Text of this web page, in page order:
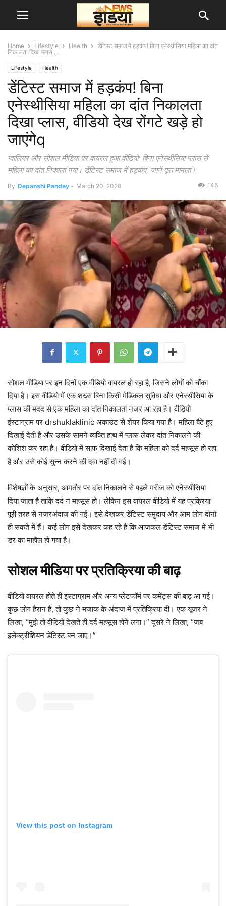
Home Lifestyle Health
डेंटिस्ट समाज में हड़कंप! बिना एनेस्थीसिया महिला का दांत
निकालता दिखा प्लास,...
Lifestyle Health
डेंटिस्ट समाज में हड़कंप! बिना
एनेस्थीसिया महिला का दांत निकालता
दिखा प्लास, वीडियो देख रोंगटे खड़े हो
जाएंगेq
ग्वालियर और सोशल मीडिया पर वायरल हुआ वीडियो: बिना एनेस्थीसिया प्लास से
महिला का दांत निकाला गया। डेंटिस्ट समाज में हड़कंप, जानें पूरा मामला।
By Depanshi Pandey - March 20, 2026 143
सोशल मीडिया पर इन दिनों एक वीडियो वायरल हो रहा है, जिसने लोगों को चौंका
दिया है। इस वीडियो में एक शख्स बिना किसी मेडिकल सुविधा और एनेस्थीसिया के
प्लास की मदद से एक महिला का दांत निकालता नजर आ रहा है। वीडियो
इंस्टाग्राम पर drshuklaklinic अकाउंट से शेयर किया गया है। महिला बैठे हुए
दिखाई देती हैं और उसके सामने व्यक्ति हाथ में प्लास लेकर दांत निकालने की
कोशिश कर रहा है। वीडियो में साफ दिखाई देता है कि महिला को दर्द महसूस हो रहा
है और उसे कोई सुन्न करने की दवा नहीं दी गई।
विशेषज्ञों के अनुसार, आमतौर पर दांत निकालने से पहले मरीज को एनेस्थीसिया
दिया जाता है ताकि दर्द न महसूस हो। लेकिन इस वायरल वीडियो में यह प्रक्रिया
पूरी तरह से नजरअंदाज की गई। इसे देखकर डेंटिस्ट समुदाय और आम लोग दोनों
ही सकते में हैं। कई लोग इसे देखकर कह रहे हैं कि आजकल डेंटिस्ट समाज में भी
डर का माहौल हो गया है।
सोशल मीडिया पर प्रतिक्रिया की बाढ़
वीडियो वायरल होते ही इंस्टाग्राम और अन्य प्लेटफॉर्म पर कमेंट्स की बाढ़ आ गई।
कुछ लोग हैरान हैं, तो कुछ ने मजाक के अंदाज में प्रतिक्रिया दी। एक यूजर ने
लिखा, “मुझे तो वीडियो देखते ही दर्द महसूस होने लगा।” दूसरे ने लिखा, “जब
इलेक्ट्रीशियन डेंटिस्ट बन जाए।”
View this post on Instagram